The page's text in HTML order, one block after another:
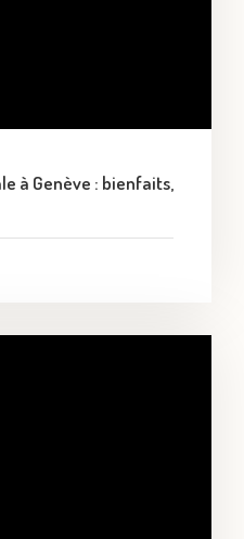
à Genève : bienfaits,